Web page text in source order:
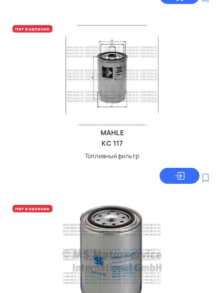
Нет в наличии
MAHLE
KC 117
Топливный фильтр
Нет в наличии